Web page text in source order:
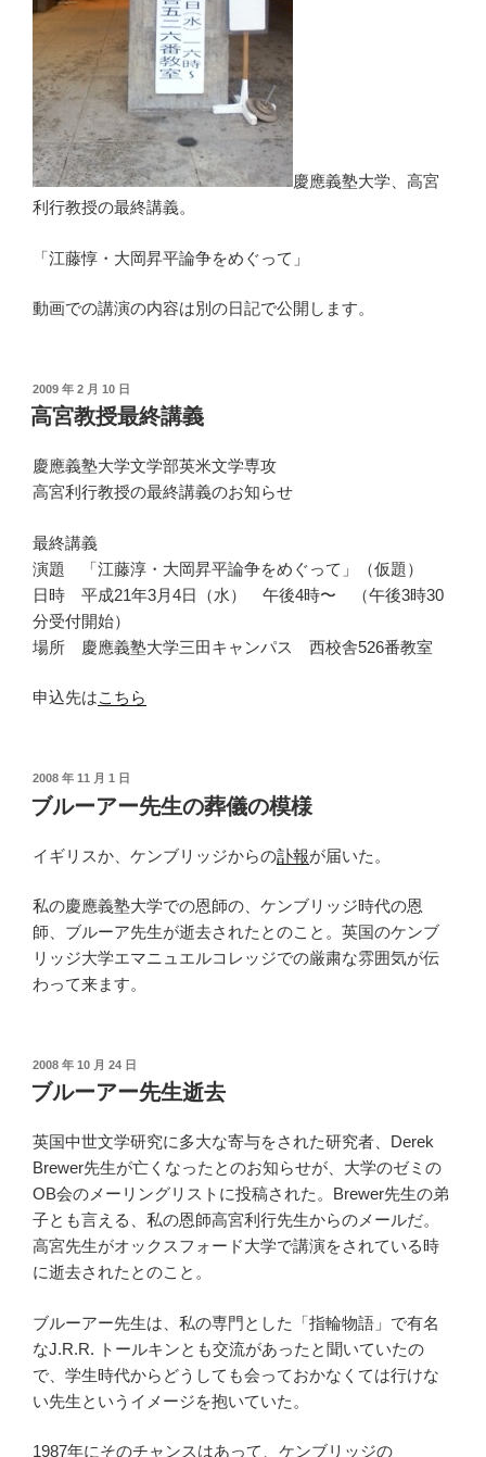
慶應義塾大学、高宮
利行教授の最終講義。
「江藤惇・大岡昇平論争をめぐって」
動画での講演の内容は別の日記で公開します。
投
稿
日:
2009 年 2 月 10 日
高宮教授最終講義
慶應義塾大学文学部英米文学専攻
高宮利行教授の最終講義のお知らせ
最終講義
演題 「江藤淳・大岡昇平論争をめぐって」（仮題）
日時 平成21年3月4日（水） 午後4時〜 （午後3時30
分受付開始）
場所 慶應義塾大学三田キャンパス 西校舎526番教室
申込先はこちら
投
稿
日:
2008 年 11 月 1 日
ブルーアー先生の葬儀の模様
イギリスか、ケンブリッジからの訃報が届いた。
私の慶應義塾大学での恩師の、ケンブリッジ時代の恩
師、ブルーア先生が逝去されたとのこと。英国のケンブ
リッジ大学エマニュエルコレッジでの厳粛な雰囲気が伝
わって来ます。
投
稿
日:
2008 年 10 月 24 日
ブルーアー先生逝去
英国中世文学研究に多大な寄与をされた研究者、Derek
Brewer先生が亡くなったとのお知らせが、大学のゼミの
OB会のメーリングリストに投稿された。Brewer先生の弟
子とも言える、私の恩師高宮利行先生からのメールだ。
高宮先生がオックスフォード大学で講演をされている時
に逝去されたとのこと。
ブルーアー先生は、私の専門とした「指輪物語」で有名
なJ.R.R. トールキンとも交流があったと聞いていたの
で、学生時代からどうしても会っておかなくては行けな
い先生というイメージを抱いていた。
1987年にそのチャンスはあって、ケンブリッジの